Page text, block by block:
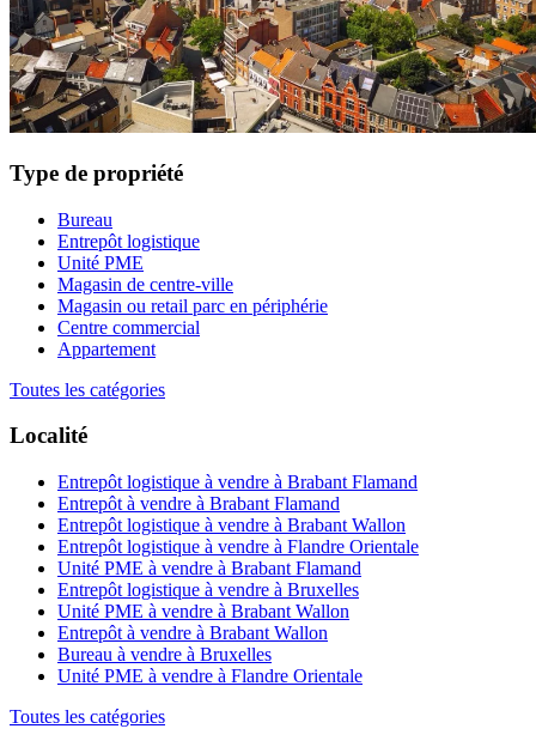
Type de propriété
Bureau
Entrepôt logistique
Unité PME
Magasin de centre-ville
Magasin ou retail parc en périphérie
Centre commercial
Appartement
Toutes les catégories
Localité
Entrepôt logistique à vendre à Brabant Flamand
Entrepôt à vendre à Brabant Flamand
Entrepôt logistique à vendre à Brabant Wallon
Entrepôt logistique à vendre à Flandre Orientale
Unité PME à vendre à Brabant Flamand
Entrepôt logistique à vendre à Bruxelles
Unité PME à vendre à Brabant Wallon
Entrepôt à vendre à Brabant Wallon
Bureau à vendre à Bruxelles
Unité PME à vendre à Flandre Orientale
Toutes les catégories